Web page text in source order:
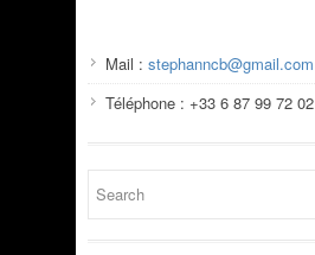
Mail : stephanncb@gmail.com
Téléphone : +33 6 87 99 72 02